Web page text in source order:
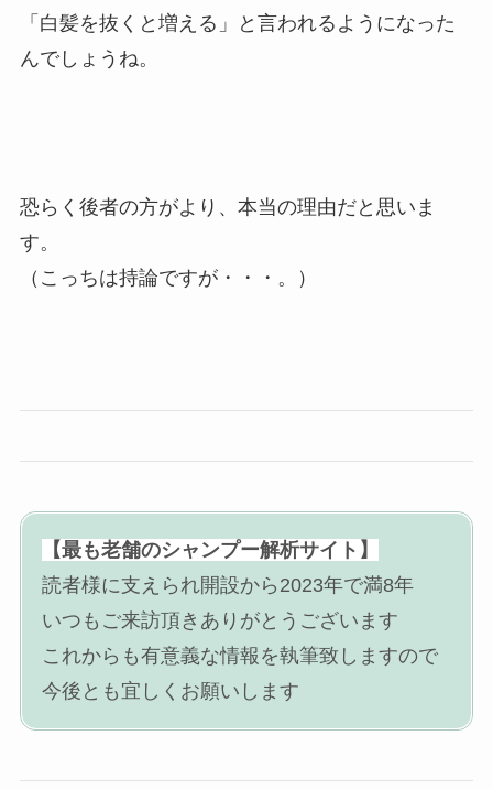
「白髪を抜くと増える」と言われるようになった
んでしょうね。
恐らく後者の方がより、本当の理由だと思いま
す。
（こっちは持論ですが・・・。）
【最も老舗のシャンプー解析サイト】
読者様に支えられ開設から2023年で満8年
いつもご来訪頂きありがとうございます
これからも有意義な情報を執筆致しますので
今後とも宜しくお願いします